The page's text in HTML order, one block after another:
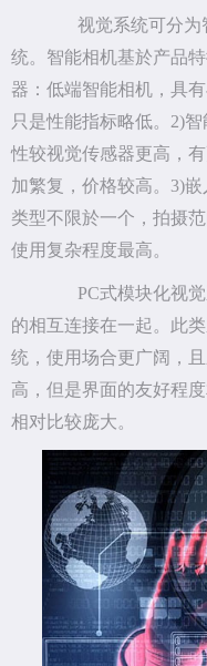
视觉系统可分为
统。智能相机基於产品
器：低端智能相机，具
只是性能指标略低。2)
性较视觉传感器更高，
加繁复，价格较高。3)
类型不限於一个，拍摄
使用复杂程度最高。
PC式模块化视觉
的相互连接在一起。此
统，使用场合更广阔，
高，但是界面的友好程
相对比较庞大。